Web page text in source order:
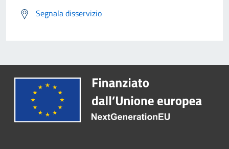
Segnala disservizio